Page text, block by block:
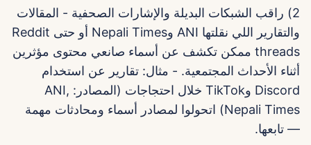
2) راقب الشبكات البديلة والإشارات الصحفية - المقالات
والتقارير اللي نقلتها ANI وNepali Times أو حتى Reddit
threads ممكن تكشف عن أسماء صانعي محتوى مؤثرين
أثناء الأحداث المجتمعية. - مثال: تقارير عن استخدام
Discord وTikTok خلال احتجاجات (المصادر: ANI,
Nepali Times) اتحولوا لمصادر أسماء ومحادثات مهمة
— تابعها.